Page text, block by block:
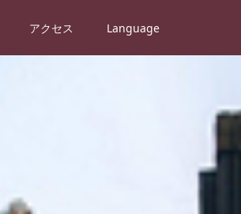
アクセス Language